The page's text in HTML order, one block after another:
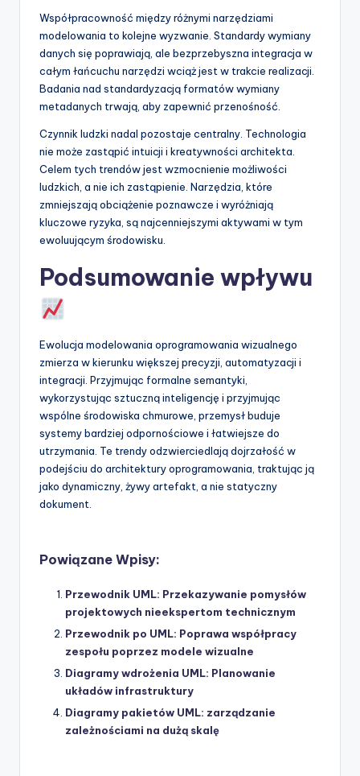
Współpracowność między różnymi narzędziami
modelowania to kolejne wyzwanie. Standardy wymiany
danych się poprawiają, ale bezprzebyszna integracja w
całym łańcuchu narzędzi wciąż jest w trakcie realizacji.
Badania nad standardyzacją formatów wymiany
metadanych trwają, aby zapewnić przenośność.
Czynnik ludzki nadal pozostaje centralny. Technologia
nie może zastąpić intuicji i kreatywności architekta.
Celem tych trendów jest wzmocnienie możliwości
ludzkich, a nie ich zastąpienie. Narzędzia, które
zmniejszają obciążenie poznawcze i wyróżniają
kluczowe ryzyka, są najcenniejszymi aktywami w tym
ewoluującym środowisku.
Podsumowanie wpływu
Ewolucja modelowania oprogramowania wizualnego
zmierza w kierunku większej precyzji, automatyzacji i
integracji. Przyjmując formalne semantyki,
wykorzystując sztuczną inteligencję i przyjmując
wspólne środowiska chmurowe, przemysł buduje
systemy bardziej odpornościowe i łatwiejsze do
utrzymania. Te trendy odzwierciedlają dojrzałość w
podejściu do architektury oprogramowania, traktując ją
jako dynamiczny, żywy artefakt, a nie statyczny
dokument.
Powiązane Wpisy:
Przewodnik UML: Przekazywanie pomysłów
projektowych nieekspertom technicznym
Przewodnik po UML: Poprawa współpracy
zespołu poprzez modele wizualne
Diagramy wdrożenia UML: Planowanie
układów infrastruktury
Diagramy pakietów UML: zarządzanie
zależnościami na dużą skalę